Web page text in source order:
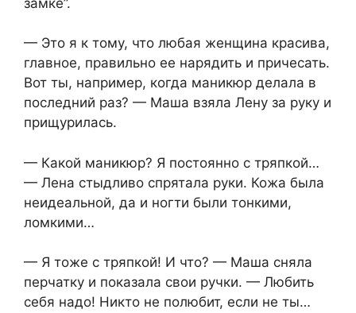
— Это я к тому, что любая женщина красива,
главное, правильно ее нарядить и причесать.
Вот ты, например, когда маникюр делала в
последний раз? — Маша взяла Лену за руку и
прищурилась.
— Какой маникюр? Я постоянно с тряпкой…
— Лена стыдливо спрятала руки. Кожа была
неидеальной, да и ногти были тонкими,
ломкими…
— Я тоже с тряпкой! И что? — Маша сняла
перчатку и показала свои ручки. — Любить
себя надо! Никто не полюбит, если не ты…